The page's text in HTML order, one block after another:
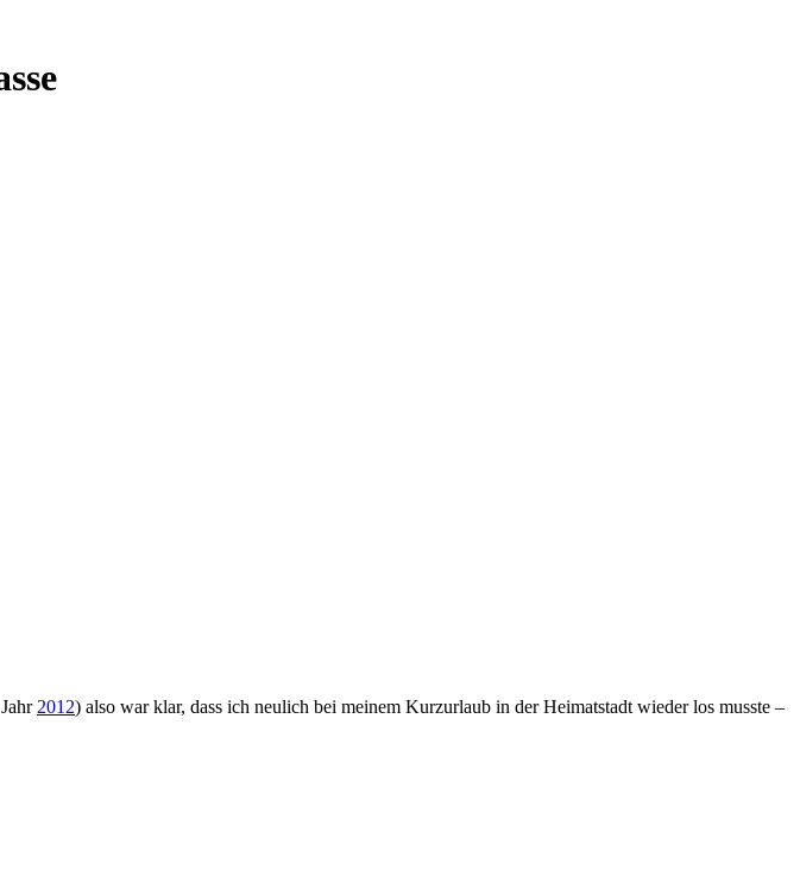
2012) also war klar, dass ich neulich bei meinem Kurzurlaub in der Heimatstadt wieder los musste –